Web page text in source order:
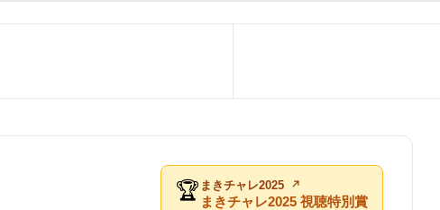
🏆 まきチャレ2025
まきチャレ2025 視聴特別賞